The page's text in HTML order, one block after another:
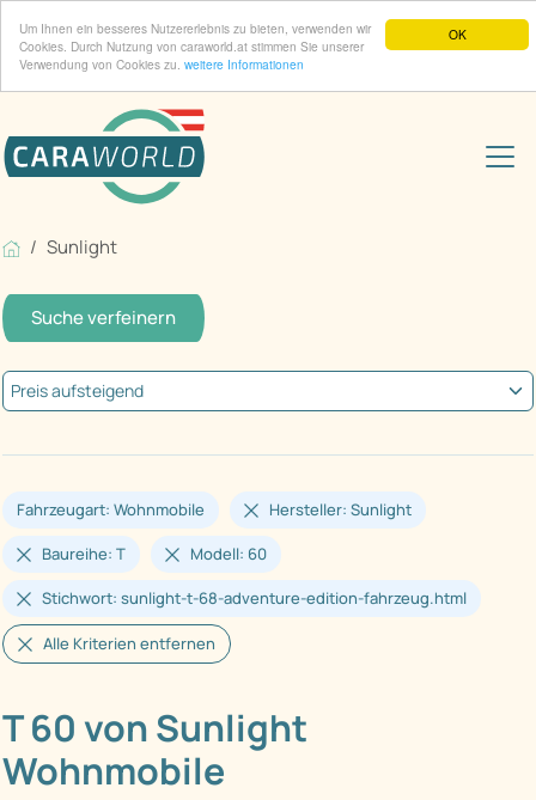
OK
Um Ihnen ein besseres Nutzererlebnis zu bieten, verwenden wir
Cookies. Durch Nutzung von caraworld.at stimmen Sie unserer
Verwendung von Cookies zu. weitere Informationen
Sunlight
Suche verfeinern
Fahrzeugart: Wohnmobile Hersteller: Sunlight
Baureihe: T Modell: 60
Stichwort: sunlight-t-68-adventure-edition-fahrzeug.html
Alle Kriterien entfernen
T 60 von Sunlight
Wohnmobile